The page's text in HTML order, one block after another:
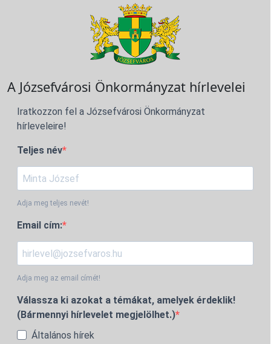
A Józsefvárosi Önkormányzat hírlevelei
Iratkozzon fel a Józsefvárosi Önkormányzat
hírleveleire!
Teljes név
Adja meg teljes nevét!
Email cím:
Adja meg az email címét!
Válassza ki azokat a témákat, amelyek érdeklik!
(Bármennyi hírlevelet megjelölhet.)
Általános hírek